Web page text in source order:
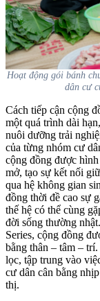
Hoạt động gói bánh
dân cư
Cách tiếp cận cộng
một quá trình dài
nuôi dưỡng trải
của từng nhóm cư
cộng đồng được
mở, tạo sự kết nối
qua hệ không gian
đồng thời đề cao sự
thế hệ có thể cùng
đời sống thường
Series, cộng đồng
bằng thân – tâm –
lọc, tập trung vào
cư dân cân bằng
thị.